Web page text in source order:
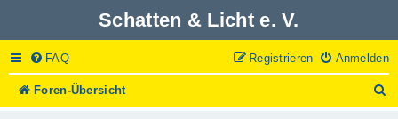
Schatten & Licht e. V.
FAQ Anmelden
Registrieren
Foren-Übersicht
u